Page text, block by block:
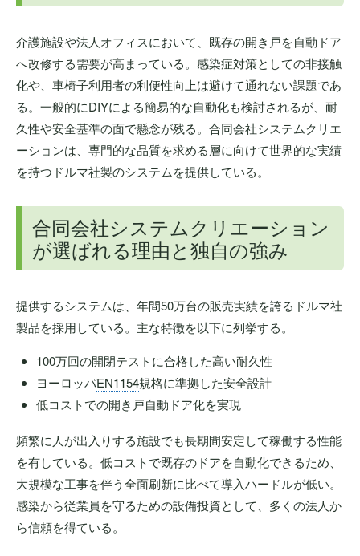
介護施設や法人オフィスにおいて、既存の開き戸を自動ドア
へ改修する需要が高まっている。感染症対策としての非接触
化や、車椅子利用者の利便性向上は避けて通れない課題であ
る。一般的にDIYによる簡易的な自動化も検討されるが、耐
久性や安全基準の面で懸念が残る。合同会社システムクリエ
ーションは、専門的な品質を求める層に向けて世界的な実績
を持つドルマ社製のシステムを提供している。
合同会社システムクリエーション
が選ばれる理由と独自の強み
提供するシステムは、年間50万台の販売実績を誇るドルマ社
製品を採用している。主な特徴を以下に列挙する。
100万回の開閉テストに合格した高い耐久性
ヨーロッパEN1154規格に準拠した安全設計
低コストでの開き戸自動ドア化を実現
頻繁に人が出入りする施設でも長期間安定して稼働する性能
を有している。低コストで既存のドアを自動化できるため、
大規模な工事を伴う全面刷新に比べて導入ハードルが低い。
感染から従業員を守るための設備投資として、多くの法人か
ら信頼を得ている。